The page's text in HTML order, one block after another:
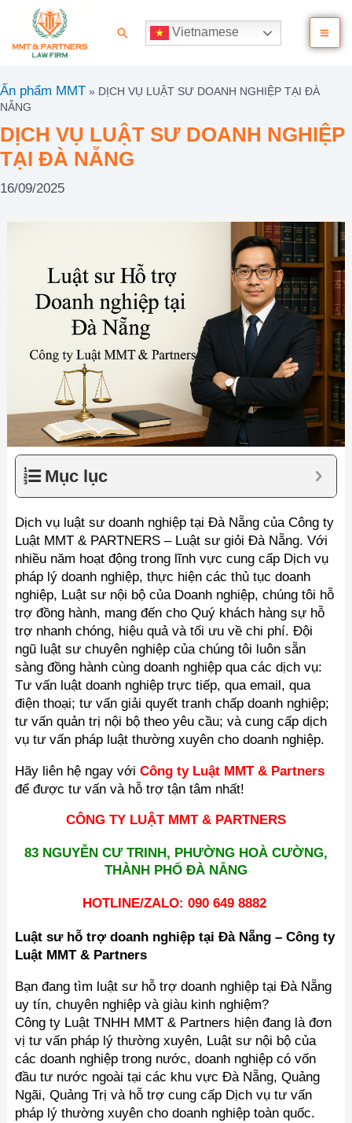
nội
Tìm
Vietnamese
Ấn phẩm MMT » DỊCH VỤ LUẬT SƯ DOANH NGHIỆP TẠI ĐÀ
NẴNG
DỊCH VỤ LUẬT SƯ DOANH NGHIỆP
TẠI ĐÀ NẴNG
16/09/2025
Mục lục
Dịch vụ luật sư doanh nghiệp tại Đà Nẵng của Công ty
Luật MMT & PARTNERS – Luật sư giỏi Đà Nẵng. Với
nhiều năm hoạt động trong lĩnh vực cung cấp Dịch vụ
pháp lý doanh nghiệp, thực hiện các thủ tục doanh
nghiệp, Luật sư nội bộ của Doanh nghiệp, chúng tôi hỗ
trợ đồng hành, mang đến cho Quý khách hàng sự hỗ
trợ nhanh chóng, hiệu quả và tối ưu về chi phí. Đội
ngũ luật sư chuyên nghiệp của chúng tôi luôn sẵn
sàng đồng hành cùng doanh nghiệp qua các dịch vụ:
Tư vấn luật doanh nghiệp trực tiếp, qua email, qua
điện thoại; tư vấn giải quyết tranh chấp doanh nghiệp;
tư vấn quản trị nội bộ theo yêu cầu; và cung cấp dịch
vụ tư vấn pháp luật thường xuyên cho doanh nghiệp.
Hãy liên hệ ngay vớiCông ty Luật MMT & Partners
để được tư vấn và hỗ trợ tận tâm nhất!
CÔNG TY LUẬT MMT & PARTNERS
83 NGUYỄN CƯ TRINH, PHƯỜNG HOÀ CƯỜNG,
THÀNH PHỐ ĐÀ NẴNG
HOTLINE/ZALO: 090 649 8882
Luật sư hỗ trợ doanh nghiệp tại Đà Nẵng – Công ty
Luật MMT & Partners
Bạn đang tìm luật sư hỗ trợ doanh nghiệp tại Đà Nẵng
uy tín, chuyên nghiệp và giàu kinh nghiệm?
Công ty Luật TNHH MMT & Partners hiện đang là đơn
vị tư vấn pháp lý thường xuyên, Luật sư nội bộ của
các doanh nghiệp trong nước, doanh nghiệp có vốn
đầu tư nước ngoài tại các khu vực Đà Nẵng, Quảng
Ngãi, Quảng Trị và hỗ trợ cung cấp Dịch vụ tư vấn
pháp lý thường xuyên cho doanh nghiệp toàn quốc.